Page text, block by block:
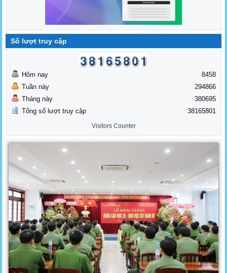
Số lượt truy cập
Hôm nay
Tuần này
Tháng này
Tổng số lượt truy cập
8458
294866
380695
38165801
Visitors Counter